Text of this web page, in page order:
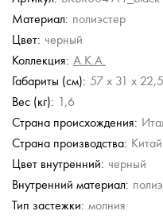
Дорожная кожаная
сумка с плечевым
ремешком
35 126 руб.
50 180 руб.
Дорожная кожаная
сумка с плечевым
ремешком
35 126 руб.
50 180 руб.
Материал: полиэстер
Цвет: черный
Коллекция: A.K.A.
Габариты (см): 57 x 31 x 22,5
Вес (кг): 1,6
Страна происхождения:
Страна производства: Китай
Цвет внутренний: черный
Внутренний материал:
Тип застежки: молния